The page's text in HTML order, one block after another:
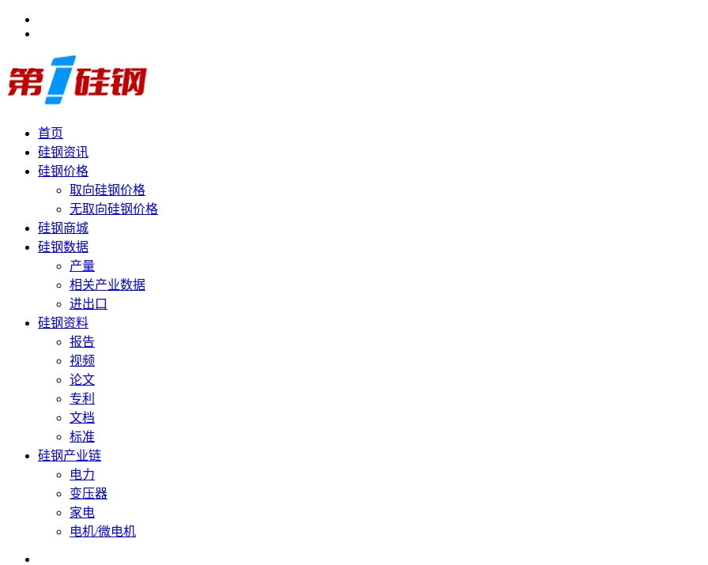
首页
硅钢资讯
硅钢价格
取向硅钢价格
无取向硅钢价格
硅钢商城
硅钢数据
产量
相关产业数据
进出口
硅钢资料
报告
视频
论文
专利
文档
标准
硅钢产业链
电力
变压器
家电
电机/微电机